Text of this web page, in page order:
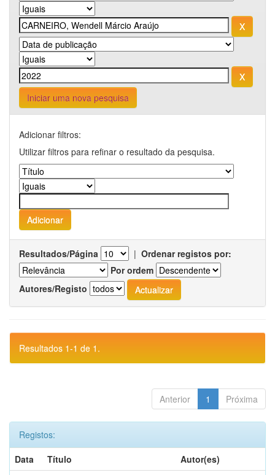
Iniciar uma nova pesquisa
Adicionar filtros:
Utilizar filtros para refinar o resultado da pesquisa.
Resultados/Página | Ordenar registos por:
Por ordem
Autores/Registo
Resultados 1-1 de 1.
Anterior 1 Próxima
Registos:
Data
Título
Autor(es)